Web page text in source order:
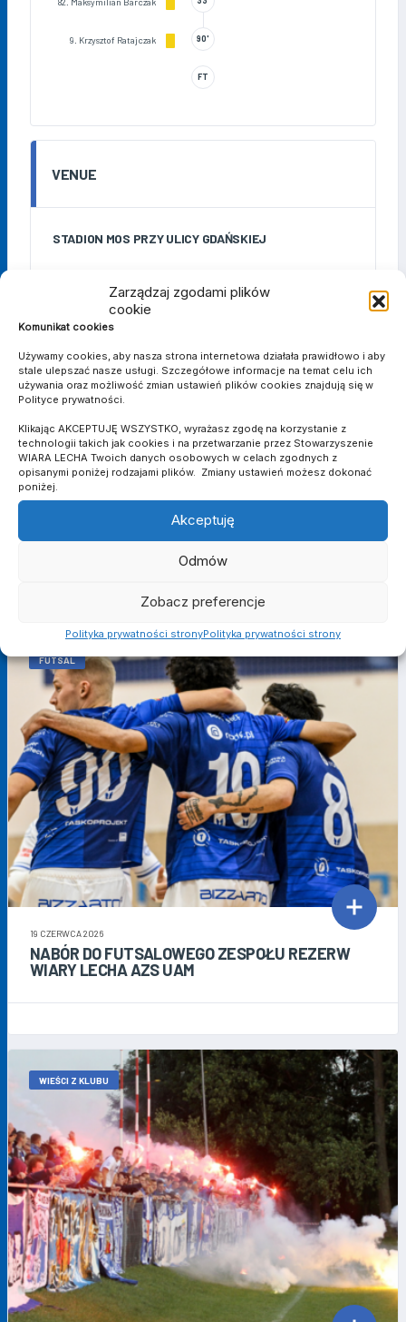
Zarządzaj zgodami plików
cookie
Komunikat cookies
Używamy cookies, aby nasza strona internetowa działała prawidłowo i aby
stale ulepszać nasze usługi. Szczegółowe informacje na temat celu ich
używania oraz możliwość zmian ustawień plików cookies znajdują się w
Polityce prywatności.
Klikając AKCEPTUJĘ WSZYSTKO, wyrażasz zgodę na korzystanie z
technologii takich jak cookies i na przetwarzanie przez Stowarzyszenie
WIARA LECHA Twoich danych osobowych w celach zgodnych z
opisanymi poniżej rodzajami plików. Zmiany ustawień możesz dokonać
poniżej.
Akceptuję
Odmów
Zobacz preferencje
Polityka prywatności stronyPolityka prywatności strony
9. Krzysztof Ratajczak 90'
FT
VENUE
STADION MOS PRZY ULICY GDAŃSKIEJ
DETAILS
DATE TIME LIGA SEZON MATCH DAY
20 czerwca
FUTSAL
19 CZERWCA 2026
NABÓR DO FUTSALOWEGO ZESPOŁU REZERW
WIARY LECHA AZS UAM
WIEŚCI Z KLUBU